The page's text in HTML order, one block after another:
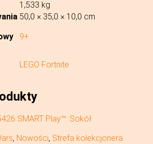
1,533 kg
50,0 × 35,0 × 10,0 cm
9+
LEGO Fortnite
, Nowości, Strefa kolekcjonera